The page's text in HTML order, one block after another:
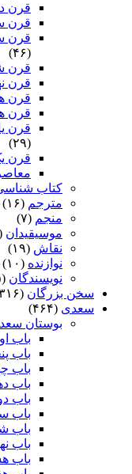
قرن دوم
قرن سوم
قرن
(۴۶)
قرن ششم
قرن نهم
قرن هشتم
قرن هفتم
قرن
(۲۹)
قرن یک
معاصر
کتاب
مترجم (۱۶)
منجم (۷)
موسیقیدان
نقاش (۱۹)
نوازنده (۱۰)
نویسندگان (۴۵)
سخن بزرگان (۳۱۶)
سعدی (۴۶۴)
بوستان
باب
باب
باب
باب
باب
باب
باب
باب
باب